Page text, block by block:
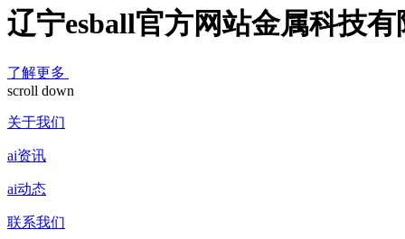
辽宁esball官方网站金属科技有
了解更多
scroll down
关于我们
ai资讯
ai动态
联系我们